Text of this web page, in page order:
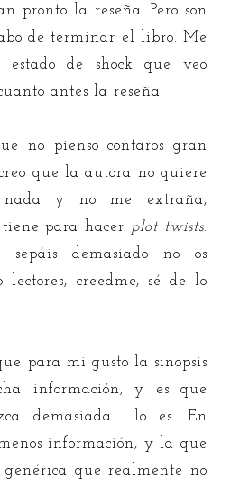
pronto la reseña. Pero son
de terminar el libro. Me
de shock que veo
antes la reseña.
no pienso contaros gran
que la autora no quiere
nada y no me extraña,
para hacer plot twists.
demasiado no os
lectores, creedme, sé de lo
para mi gusto la sinopsis
información, y es que
demasiada... lo es. En
información, y la que
que realmente no